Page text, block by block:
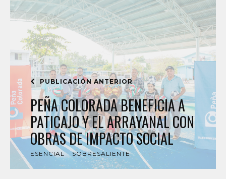
PUBLICACIÓN ANTERIOR
PEÑA COLORADA BENEFICIA A
PATICAJO Y EL ARRAYANAL CON
OBRAS DE IMPACTO SOCIAL
ESENCIAL SOBRESALIENTE